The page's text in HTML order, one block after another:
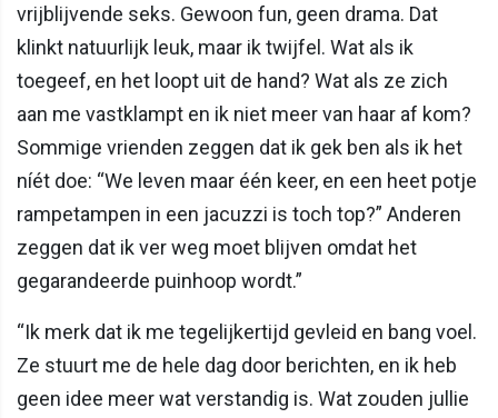
vrijblijvende seks. Gewoon fun, geen drama. Dat
klinkt natuurlijk leuk, maar ik twijfel. Wat als ik
toegeef, en het loopt uit de hand? Wat als ze zich
aan me vastklampt en ik niet meer van haar af kom?
Sommige vrienden zeggen dat ik gek ben als ik het
níét doe: “We leven maar één keer, en een heet potje
rampetampen in een jacuzzi is toch top?” Anderen
zeggen dat ik ver weg moet blijven omdat het
gegarandeerde puinhoop wordt.”
“Ik merk dat ik me tegelijkertijd gevleid en bang voel.
Ze stuurt me de hele dag door berichten, en ik heb
geen idee meer wat verstandig is. Wat zouden jullie